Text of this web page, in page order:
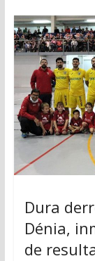
Dura
Dénia,
de